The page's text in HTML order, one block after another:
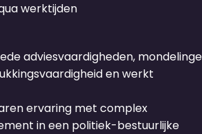
werktijden
adviesvaardigheden, mondelinge
en werkt
ervaring met complex
in een politiek-bestuurlijke